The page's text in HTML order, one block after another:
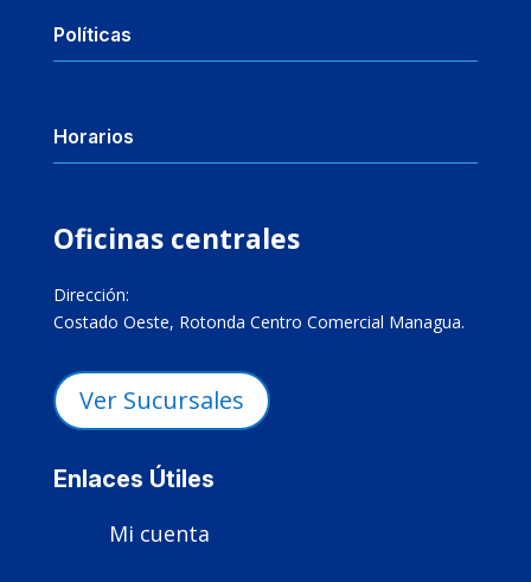
Políticas
Horarios
Oficinas centrales
Dirección:
Costado Oeste, Rotonda Centro Comercial Managua.
Ver Sucursales
Enlaces Útiles
Mi cuenta